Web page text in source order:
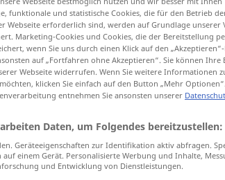
Körbchen beim BH
funktionale und statistische Cookies, die für den Betrieb
Webseite erforderlich sind, werden auf Grundlage unserer
Marketing-Cookies und Cookies, die der Bereitstellung
wenn Sie uns durch einen Klick auf den
auf „Fortfahren ohne Akzeptieren“. Sie können Ihre
Webseite widerrufen. Wenn Sie weitere Informationen
klicken Sie einfach auf den Button „Mehr Optionen“.
entnehmen Sie ansonsten unserer
Daten, um Folgendes bereitzustellen:
Geräteeigenschaften zur Identifikation aktiv abfragen.
einem Gerät. Personalisierte Werbung und Inhalte,
und Entwicklung von Dienstleistungen.